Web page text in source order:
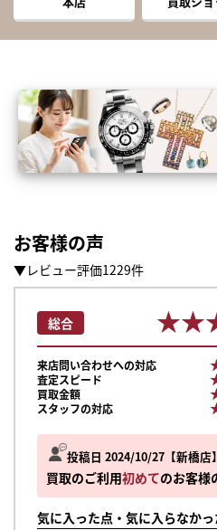
お客様の声
▼レビュー評価1229件
投稿日 2024/10/27 新橋店
買取のご利用初めてのお客様
気に入った点・気に入らなかっ
総合
来店問い合わせへの対応
査定スピード
買取金額
スタッフの対応